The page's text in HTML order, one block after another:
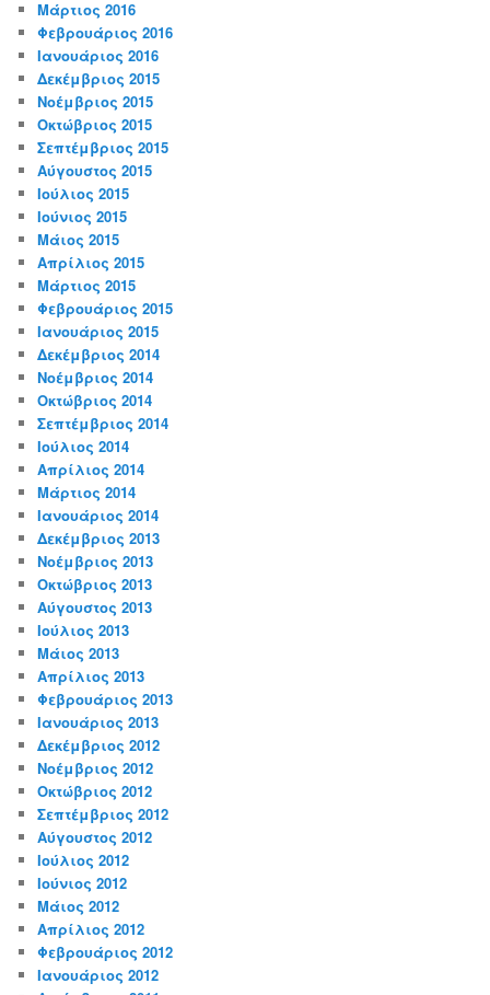
Μάρτιος 2016
Φεβρουάριος 2016
Ιανουάριος 2016
Δεκέμβριος 2015
Νοέμβριος 2015
Οκτώβριος 2015
Σεπτέμβριος 2015
Αύγουστος 2015
Ιούλιος 2015
Ιούνιος 2015
Μάιος 2015
Απρίλιος 2015
Μάρτιος 2015
Φεβρουάριος 2015
Ιανουάριος 2015
Δεκέμβριος 2014
Νοέμβριος 2014
Οκτώβριος 2014
Σεπτέμβριος 2014
Ιούλιος 2014
Απρίλιος 2014
Μάρτιος 2014
Ιανουάριος 2014
Δεκέμβριος 2013
Νοέμβριος 2013
Οκτώβριος 2013
Αύγουστος 2013
Ιούλιος 2013
Μάιος 2013
Απρίλιος 2013
Φεβρουάριος 2013
Ιανουάριος 2013
Δεκέμβριος 2012
Νοέμβριος 2012
Οκτώβριος 2012
Σεπτέμβριος 2012
Αύγουστος 2012
Ιούλιος 2012
Ιούνιος 2012
Μάιος 2012
Απρίλιος 2012
Φεβρουάριος 2012
Ιανουάριος 2012